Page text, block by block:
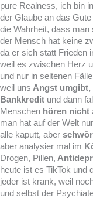
pure Realness, ich bin
der Glaube an das
die Wahrheit, dass man
der Mensch hat keine
da er sich statt Frieden
weil es zwischen Herz
und nur in seltenen
weil uns Angst umgibt,
Bankkredit und dann
Menschen hören nicht
man hat auf der Welt
alle kaputt, aber
aber analysier mal im
Drogen, Pillen,
heute ist es TikTok und
jeder ist krank, weil
und selbst der